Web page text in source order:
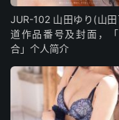
JUR-102 山田ゆり(山
道作品番号及封面，
合」个人简介